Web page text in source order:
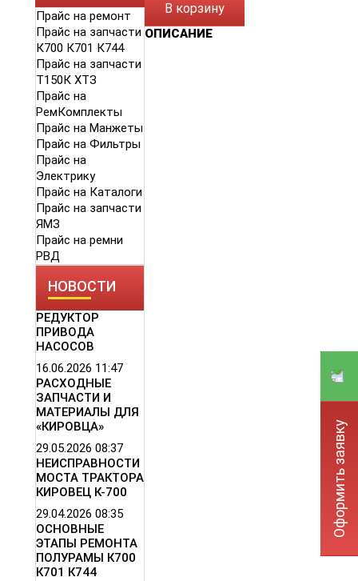
Прайс на ремонт
Прайс на запчасти
К700 К701 К744
Прайс на запчасти
Т150К ХТЗ
Прайс на
РемКомплекты
Прайс на Манжеты
Прайс на Фильтры
Прайс на
Электрику
Прайс на Каталоги
Прайс на запчасти
ЯМЗ
Прайс на ремни
РВД
НОВОСТИ
РЕДУКТОР
ПРИВОДА
НАСОСОВ
16.06.2026 11:47
РАСХОДНЫЕ
ЗАПЧАСТИ И
МАТЕРИАЛЫ ДЛЯ
«КИРОВЦА»
29.05.2026 08:37
НЕИСПРАВНОСТИ
МОСТА ТРАКТОРА
КИРОВЕЦ К-700
29.04.2026 08:35
ОСНОВНЫЕ
ЭТАПЫ РЕМОНТА
ПОЛУРАМЫ К700
К701 К744
В корзину
ОПИСАНИЕ
Оформить заявку